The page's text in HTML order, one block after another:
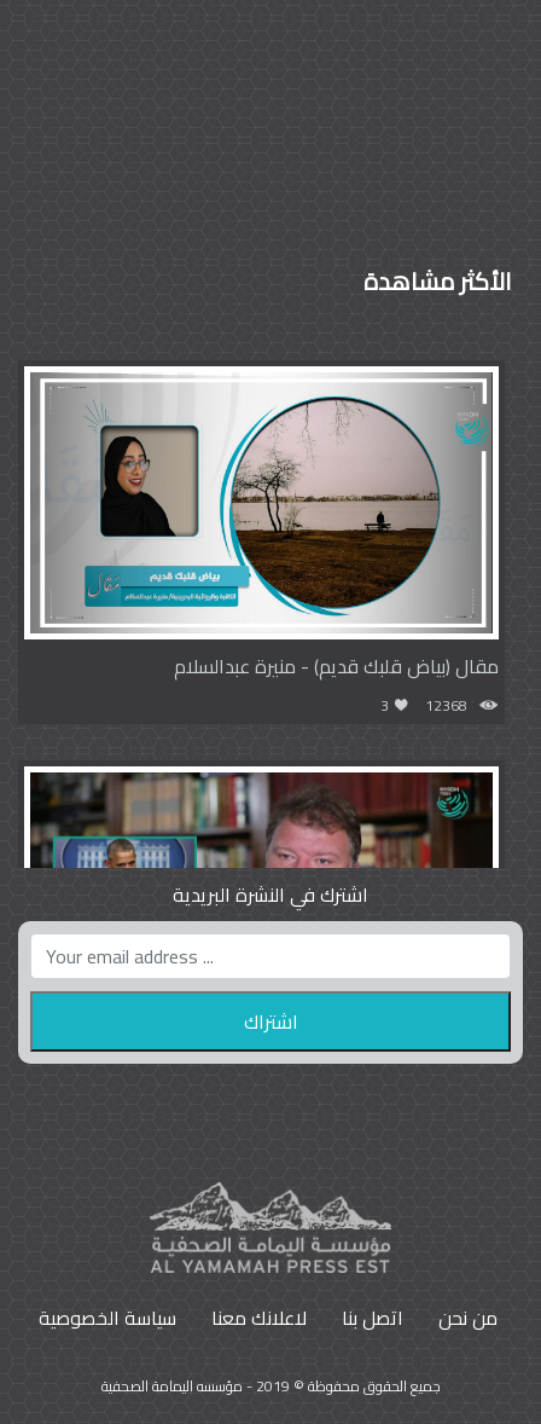
الأكثر مشاهدة
مقال (بياض قلبك قديم) - منيرة عبدالسلام
12368
3
واشنطن بوست واللوبي المزدوج
اشترك في النشرة البريدية
من نحن اتصل بنا لاعلانك معنا سياسة الخصوصية
جميع الحقوق محفوظة © 2019 - مؤسسه اليمامة الصحفية